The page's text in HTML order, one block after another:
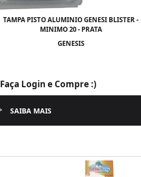
TAMPA PISTO ALUMINIO GENESI BLISTER -
MINIMO 20 - PRATA
GENESIS
Faça Login e Compre :)
SAIBA MAIS